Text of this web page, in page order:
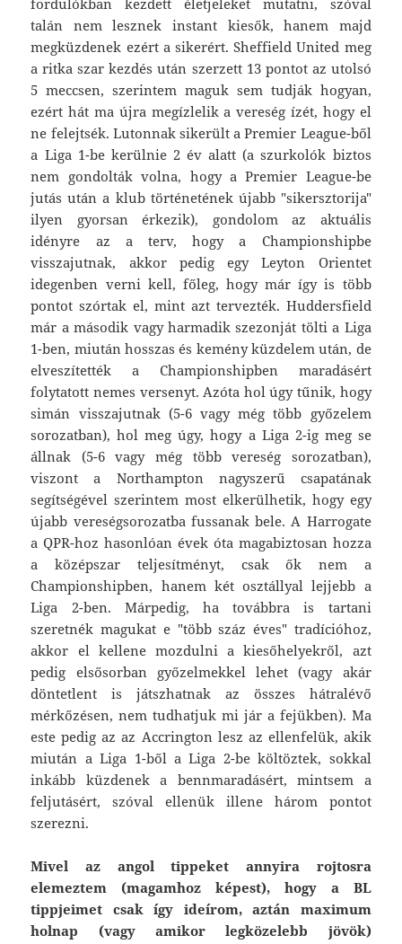
fordulókban kezdett életjeleket mutatni, szóval
talán nem lesznek instant kiesők, hanem majd
megküzdenek ezért a sikerért. Sheffield United meg
a ritka szar kezdés után szerzett 13 pontot az utolsó
5 meccsen, szerintem maguk sem tudják hogyan,
ezért hát ma újra megízlelik a vereség ízét, hogy el
ne felejtsék. Lutonnak sikerült a Premier League-ből
a Liga 1-be kerülnie 2 év alatt (a szurkolók biztos
nem gondolták volna, hogy a Premier League-be
jutás után a klub történetének újabb "sikersztorija"
ilyen gyorsan érkezik), gondolom az aktuális
idényre az a terv, hogy a Championshipbe
visszajutnak, akkor pedig egy Leyton Orientet
idegenben verni kell, főleg, hogy már így is több
pontot szórtak el, mint azt tervezték. Huddersfield
már a második vagy harmadik szezonját tölti a Liga
1-ben, miután hosszas és kemény küzdelem után, de
elveszítették a Championshipben maradásért
folytatott nemes versenyt. Azóta hol úgy tűnik, hogy
simán visszajutnak (5-6 vagy még több győzelem
sorozatban), hol meg úgy, hogy a Liga 2-ig meg se
állnak (5-6 vagy még több vereség sorozatban),
viszont a Northampton nagyszerű csapatának
segítségével szerintem most elkerülhetik, hogy egy
újabb vereségsorozatba fussanak bele. A Harrogate
a QPR-hoz hasonlóan évek óta magabiztosan hozza
a középszar teljesítményt, csak ők nem a
Championshipben, hanem két osztállyal lejjebb a
Liga 2-ben. Márpedig, ha továbbra is tartani
szeretnék magukat e "több száz éves" tradícióhoz,
akkor el kellene mozdulni a kiesőhelyekről, azt
pedig elsősorban győzelmekkel lehet (vagy akár
döntetlent is játszhatnak az összes hátralévő
mérkőzésen, nem tudhatjuk mi jár a fejükben). Ma
este pedig az az Accrington lesz az ellenfelük, akik
miután a Liga 1-ből a Liga 2-be költöztek, sokkal
inkább küzdenek a bennmaradásért, mintsem a
feljutásért, szóval ellenük illene három pontot
szerezni.
Mivel az angol tippeket annyira rojtosra
elemeztem (magamhoz képest), hogy a BL
tippjeimet csak így ideírom, aztán maximum
holnap (vagy amikor legközelebb jövök)